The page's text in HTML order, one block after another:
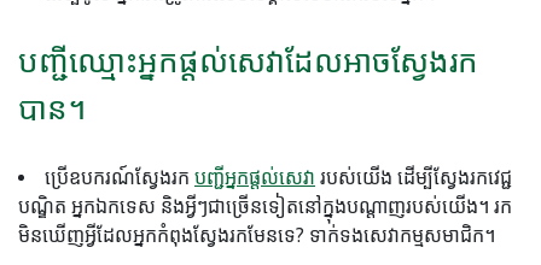
បញ្ជីឈ្មោះអ្នកផ្តល់សេវាដែលអាចស្វែងរក
បាន។
ប្រើឧបករណ៍ស្វែងរក បញ្ជីអ្នកផ្តល់សេវា របស់យើង ដើម្បីស្វែងរកវេជ្ជ
បណ្ឌិត អ្នកឯកទេស និងអ្វីៗជាច្រើនទៀតនៅក្នុងបណ្តាញរបស់យើង។ រក
មិនឃើញអ្វីដែលអ្នកកំពុងស្វែងរកមែនទេ? ទាក់ទងសេវាកម្មសមាជិក។